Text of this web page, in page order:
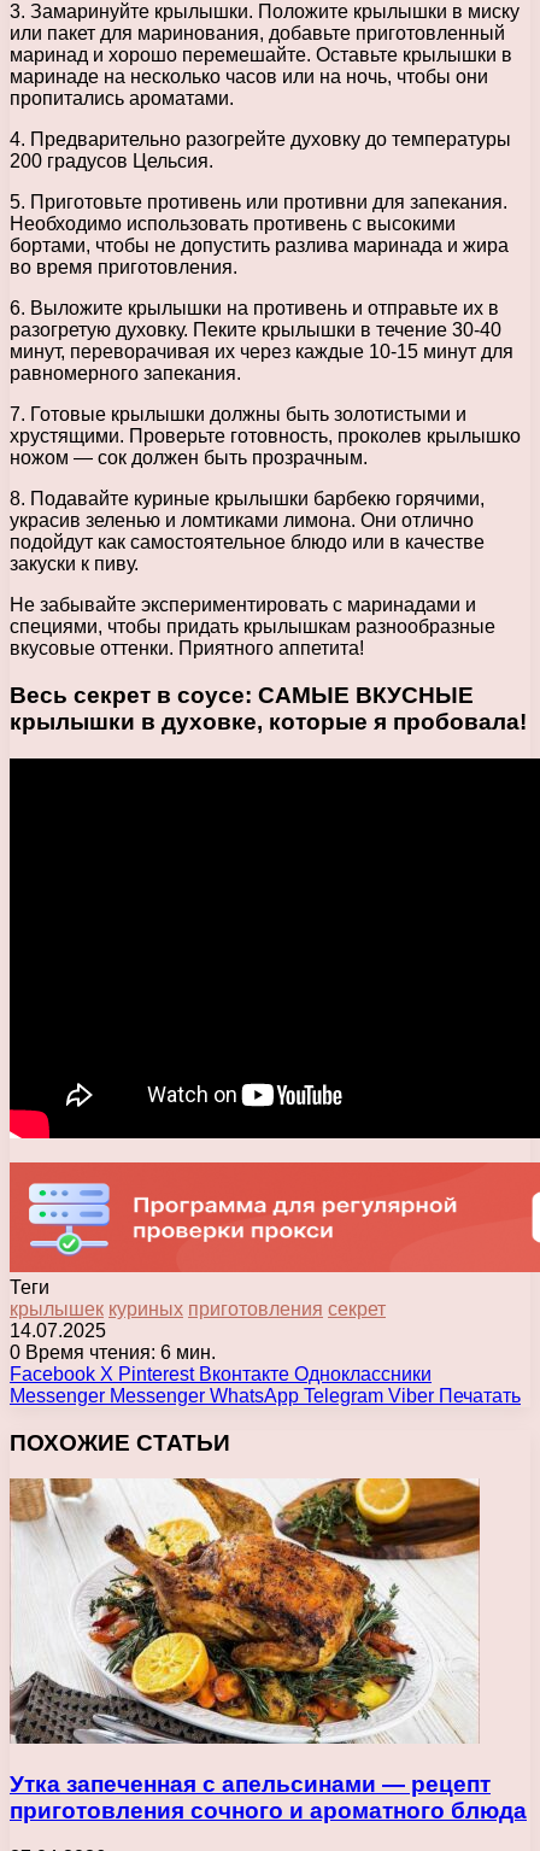
3. Замаринуйте крылышки. Положите крылышки в миску
или пакет для маринования, добавьте приготовленный
маринад и хорошо перемешайте. Оставьте крылышки в
маринаде на несколько часов или на ночь, чтобы они
пропитались ароматами.
4. Предварительно разогрейте духовку до температуры
200 градусов Цельсия.
5. Приготовьте противень или противни для запекания.
Необходимо использовать противень с высокими
бортами, чтобы не допустить разлива маринада и жира
во время приготовления.
6. Выложите крылышки на противень и отправьте их в
разогретую духовку. Пеките крылышки в течение 30-40
минут, переворачивая их через каждые 10-15 минут для
равномерного запекания.
7. Готовые крылышки должны быть золотистыми и
хрустящими. Проверьте готовность, проколев крылышко
ножом — сок должен быть прозрачным.
8. Подавайте куриные крылышки барбекю горячими,
украсив зеленью и ломтиками лимона. Они отлично
подойдут как самостоятельное блюдо или в качестве
закуски к пиву.
Не забывайте экспериментировать с маринадами и
специями, чтобы придать крылышкам разнообразные
вкусовые оттенки. Приятного аппетита!
Весь секрет в соусе: САМЫЕ ВКУСНЫЕ
крылышки в духовке, которые я пробовала!
Теги
крылышек куриных приготовления секрет
14.07.2025
0 Время чтения: 6 мин.
Facebook X Pinterest Вконтакте Одноклассники
Messenger Messenger WhatsApp Telegram Viber Печатать
ПОХОЖИЕ СТАТЬИ
Утка запеченная с апельсинами — рецепт
приготовления сочного и ароматного блюда